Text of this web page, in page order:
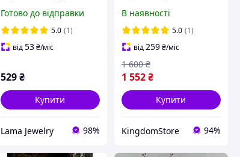
сердечко, підвіска
серце, підвіска з
червоним серцем,
кулон, ланцюжок
Готово до відправки
5.0 (1)
від53 ₴/міс
529 ₴
Купити
Lama Jewelry 98%
білий лебідь Swan
Подарок
В наявності
5.0 (1)
від 259₴/міс
1 552₴
1 600 ₴
Купити
KingdomStore 94%